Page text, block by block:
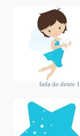
fada do dente 1